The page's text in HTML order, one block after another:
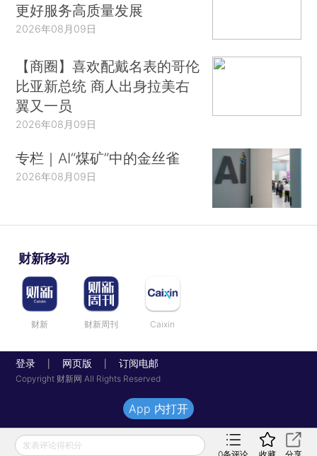
更好服务高质量发展
2026年08月09日
【商圈】喜欢配戴名表的哥伦
比亚新总统 商人出身拉美右
翼又一员
2026年08月09日
专栏｜AI“煤矿”中的金丝雀
2026年08月09日
财新移动
财新 财新周刊 Caixin
登录 网页版 订阅电邮
Copyright 财新网 All Rights Reserved
发表评论得积分
0条评论 收藏 分享
App 内打开